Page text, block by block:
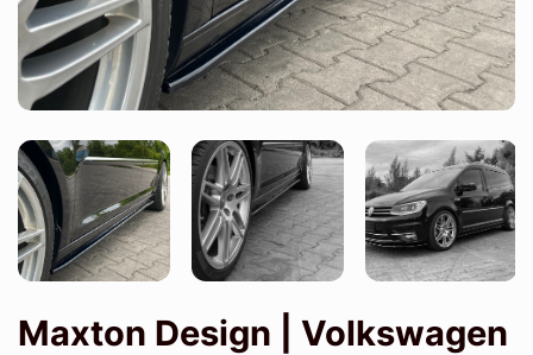
Maxton Design | Volkswagen